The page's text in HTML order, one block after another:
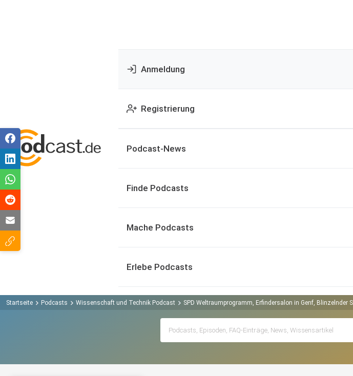
Anmeldung
Registrierung
Podcast-News
Finde Podcasts
Mache Podcasts
Erlebe Podcasts
Startseite Podcasts Wissenschaft und Technik Podcast SPD Weltraumprogramm, Erfindersalon in Genf,